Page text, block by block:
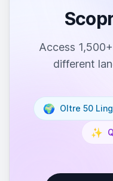
Access
different
🌍 Oltre 50
✨